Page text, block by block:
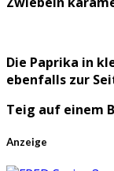
Die Paprika in
ebenfalls zur
Teig auf einem
Anzeige